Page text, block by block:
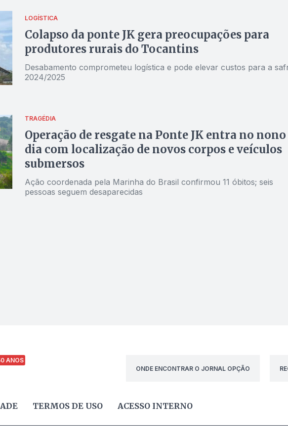
LOGÍSTICA
Colapso da ponte JK gera preocupações para
produtores rurais do Tocantins
Desabamento comprometeu logística e pode elevar custos para a
2024/2025
TRAGÉDIA
Operação de resgate na Ponte JK entra no nono
dia com localização de novos corpos e veículos
submersos
Ação coordenada pela Marinha do Brasil confirmou 11 óbitos; seis
pessoas seguem desaparecidas
ANOS
ONDE ENCONTRAR O JORNAL OPÇÃO
TERMOS DE USO ACESSO INTERNO